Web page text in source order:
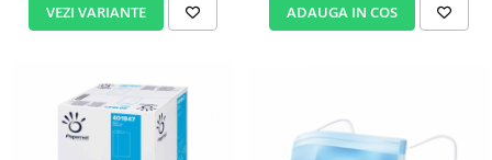
VEZI VARIANTE ADAUGA IN COS